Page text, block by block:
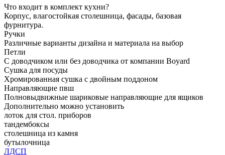
Что входит в комплект кухни?
Корпус, влагостойкая столешница, фасады, базовая
фурнитура.
Ручки
Различные варианты дизайна и материала на выбор
Петли
С доводчиком или без доводчика от компании Boyard
Сушка для посуды
Хромированная сушка с двойным поддоном
Направляющие пвш
Полновыдвижные шариковые направляющие для ящиков
Дополнительно можно установить
лоток для стол. приборов
тандембоксы
столешница из камня
бутылочница
ЛДСП